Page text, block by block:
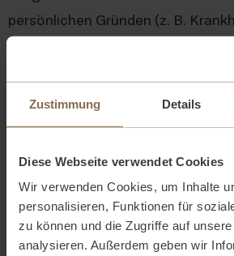
Zustimmung Details
Diese Webseite verwendet Cookies
Wir verwenden Cookies, um Inhalte
personalisieren, Funktionen für
zu können und die Zugriffe auf
analysieren. Außerdem geben wir
persönlichen Gründen (z. B.
ist ausnahmsweise eine
3. Im Falle der zeitlichen oder
Veranstaltung, behalten die
gleiches gilt hinsichtlich des
einer Veranstaltung.